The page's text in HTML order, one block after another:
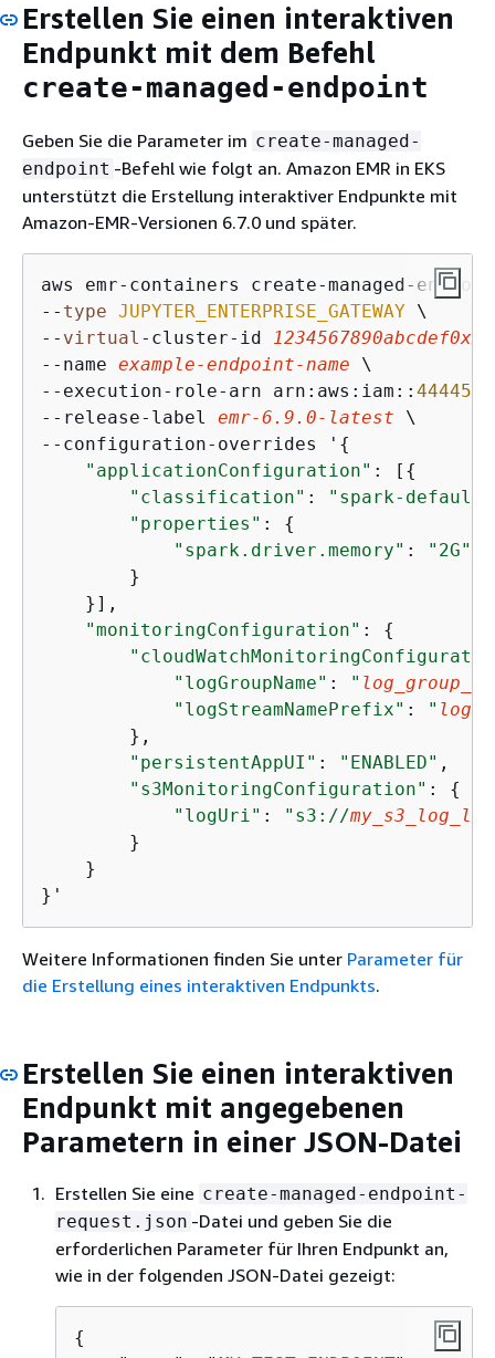
Erstellen Sie einen interaktiven
Endpunkt mit dem Befehl
create-managed-endpoint
Geben Sie die Parameter im create-managed-
endpoint -Befehl wie folgt an. Amazon EMR in EKS
unterstützt die Erstellung interaktiver Endpunkte mit
Amazon-EMR-Versionen 6.7.0 und später.
aws emr-containers create-managed-
‐‐ type JUPYTER_ENTERPRISE_GATEWAY \
‐‐ virtual ‐cluster‐id 1234567890
‐‐name example-endpoint-name \
‐‐execution-role-arn arn:aws:iam::
‐‐release-label emr-6.9 . 0-latest \
‐‐configuration-overrides ' {
"applicationConfiguration" : [ {
"classification" :
"spark-
"properties" : {
"spark.driver.memory" :
"2G"
        }
    }],
"monitoringConfiguration" : {
"logGroupName" : "
"logStreamNamePrefix" : "
        },
"persistentAppUI" : "ENABLED" ,
"s3MonitoringConfiguration" : {
"logUri" : "s3://
        }
    }
}'
Weitere Informationen finden Sie unter Parameter für
die Erstellung eines interaktiven Endpunkts.
Erstellen Sie einen interaktiven
Endpunkt mit angegebenen
Parametern in einer JSON-Datei
Erstellen Sie eine create-managed-endpoint-
request.json -Datei und geben Sie die
erforderlichen Parameter für Ihren Endpunkt an,
wie in der folgenden JSON-Datei gezeigt:
{